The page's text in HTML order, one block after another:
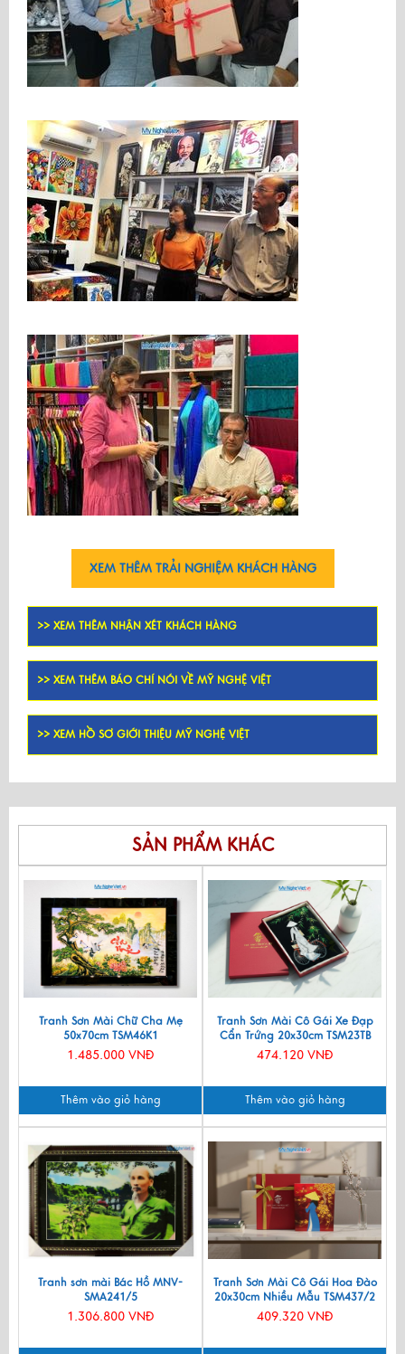
XEM THÊM TRẢI NGHIỆM KHÁCH HÀNG
>> XEM THÊM NHẬN XÉT KHÁCH HÀNG
>> XEM THÊM BÁO CHÍ NÓI VỀ MỸ NGHỆ VIỆT
>> XEM HỒ SƠ GIỚI THIỆU MỸ NGHỆ VIỆT
SẢN PHẨM KHÁC
Tranh Sơn Mài Chữ Cha Mẹ
50x70cm TSM46K1
1.485.000 VNĐ
Thêm vào giỏ hàng
Tranh Sơn Mài Cô Gái Xe Đạp
Cẩn Trứng 20x30cm TSM23TB
474.120 VNĐ
Thêm vào giỏ hàng
Tranh sơn mài Bác Hồ MNV-
SMA241/5
1.306.800 VNĐ
Tranh Sơn Mài Cô Gái Hoa Đào
20x30cm Nhiều Mẫu TSM437/2
409.320 VNĐ